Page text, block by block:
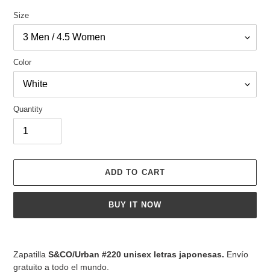
Size
Color
Quantity
ADD TO CART
BUY IT NOW
to
your
Zapatilla S&CO/Urban #220 unisex letras japonesas. Envío
gratuito a todo el mundo.